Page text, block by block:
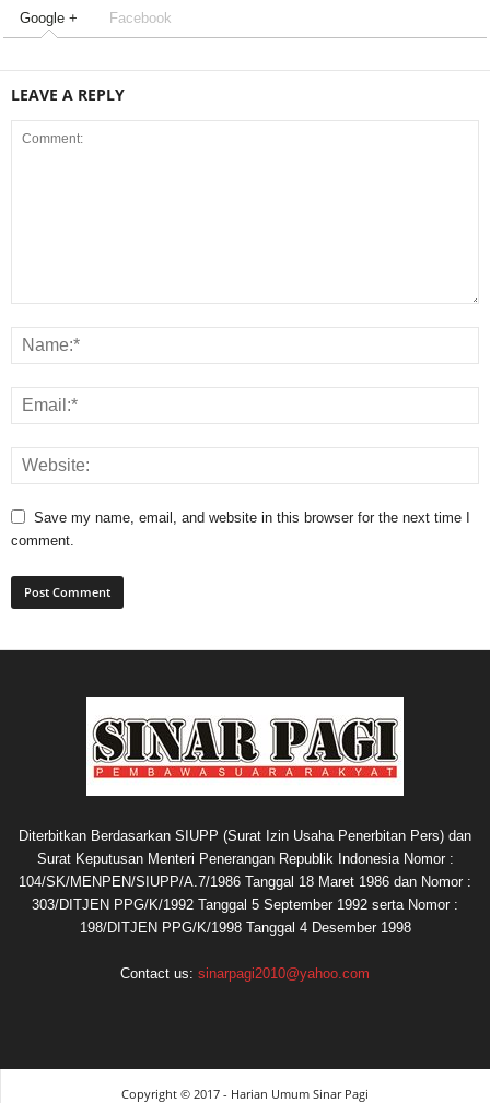
Google + Facebook
LEAVE A REPLY
Save my name, email, and website in this browser for the next time I
comment.
Diterbitkan Berdasarkan SIUPP (Surat Izin Usaha Penerbitan Pers) dan
Surat Keputusan Menteri Penerangan Republik Indonesia Nomor :
104/SK/MENPEN/SIUPP/A.7/1986 Tanggal 18 Maret 1986 dan Nomor :
303/DITJEN PPG/K/1992 Tanggal 5 September 1992 serta Nomor :
198/DITJEN PPG/K/1998 Tanggal 4 Desember 1998
Contact us: sinarpagi2010@yahoo.com
Copyright © 2017 - Harian Umum Sinar Pagi